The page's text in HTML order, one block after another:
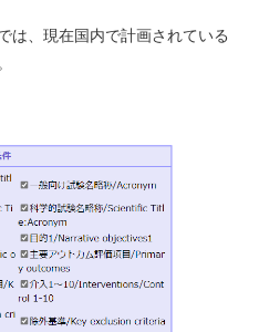
は、現在国内で計画されている